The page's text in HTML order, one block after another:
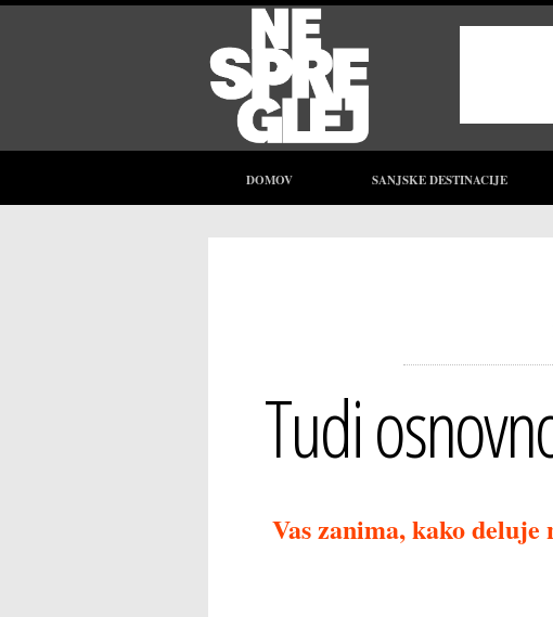
DOMOV SANJSKE DESTINACIJE
Tudi
Vas zanima, kako